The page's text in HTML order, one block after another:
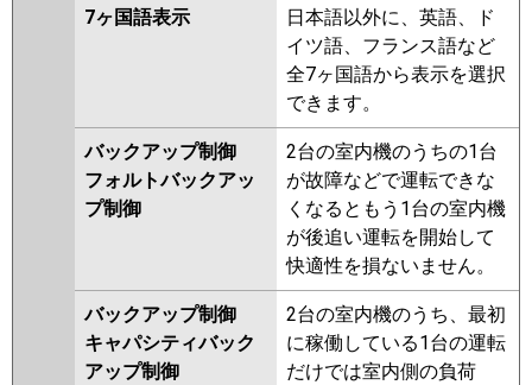
7ヶ国語表示
日本語以外に、英語、ド
イツ語、フランス語など
全7ヶ国語から表示を選択
できます。
バックアップ制御
フォルトバックアッ
プ制御
2台の室内機のうちの1台
が故障などで運転できな
くなるともう1台の室内機
が後追い運転を開始して
快適性を損ないません。
バックアップ制御
キャパシティバック
アップ制御
2台の室内機のうち、最初
に稼働している1台の運転
だけでは室内側の負荷